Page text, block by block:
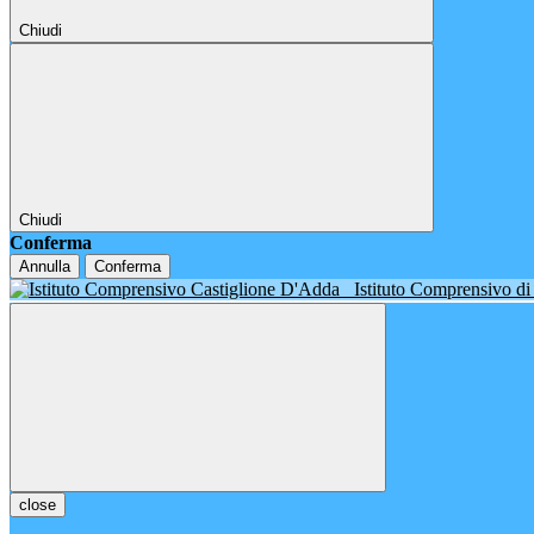
Chiudi
Chiudi
Conferma
Annulla Conferma
Istituto Comprensivo
close